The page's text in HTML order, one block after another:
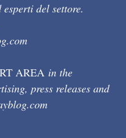
del settore.
AREA in the
press releases and